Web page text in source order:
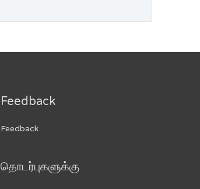
Feedback
Feedback
தொடர்புகளுக்கு